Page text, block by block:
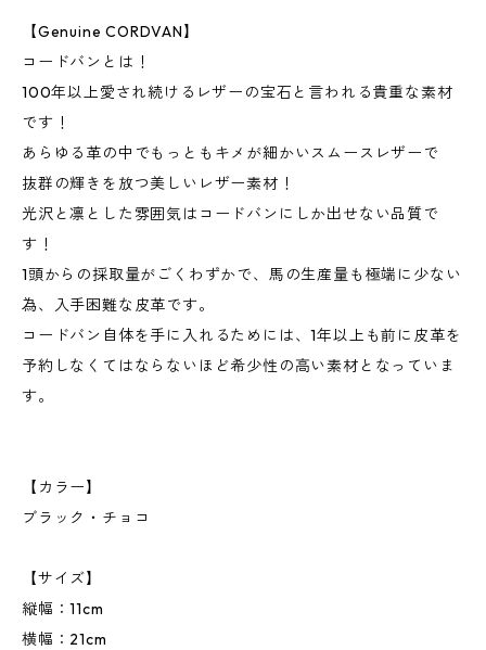
【Genuine CORDVAN】
コードバンとは！
100年以上愛され続けるレザーの宝石と言われる貴重な素材
です！
あらゆる革の中でもっともキメが細かいスムースレザーで
抜群の輝きを放つ美しいレザー素材！
光沢と凛とした雰囲気はコードバンにしか出せない品質で
す！
1頭からの採取量がごくわずかで、馬の生産量も極端に少ない
為、入手困難な皮革です。
コードバン自体を手に入れるためには、1年以上も前に皮革を
予約しなくてはならないほど希少性の高い素材となっていま
す。
【カラー】
ブラック・チョコ
【サイズ】
縦幅：11cm
横幅：21cm